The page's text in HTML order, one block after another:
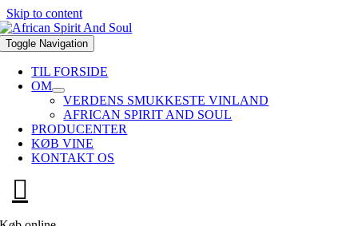
Skip to content
Toggle Navigation
TIL FORSIDE
OM
VERDENS SMUKKESTE VINLAND
AFRICAN SPIRIT AND SOUL
PRODUCENTER
KØB VINE
KONTAKT OS